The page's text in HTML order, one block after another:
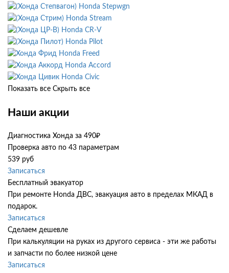
Honda Stepwgn
Honda Stream
Honda CR-V
Honda Pilot
Honda Freed
Honda Accord
Honda Civic
Показать все Скрыть все
Наши акции
Диагностика Хонда за 490₽
Проверка авто по 43 параметрам
539 руб
Записаться
Бесплатный эвакуатор
При ремонте Honda ДВС, эвакуация авто в пределах МКАД в
подарок.
Записаться
Сделаем дешевле
При калькуляции на руках из другого сервиса - эти же работы
и запчасти по более низкой цене
Записаться